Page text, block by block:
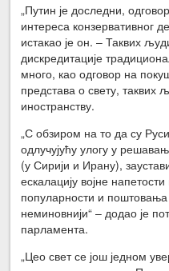
„Путин је доследни,
интереса конзервативног
истакао је он. – Таквих
дискредитације
много, као одговор на
представа о свету, таквих
иностранству.
„С обзиром на то да су
одлучујућу улогу у
(у Сирији и Ирану),
ескалацију војне
популарности и
неминовнији“ – додао је
парламента.
„Цео свет се још једном